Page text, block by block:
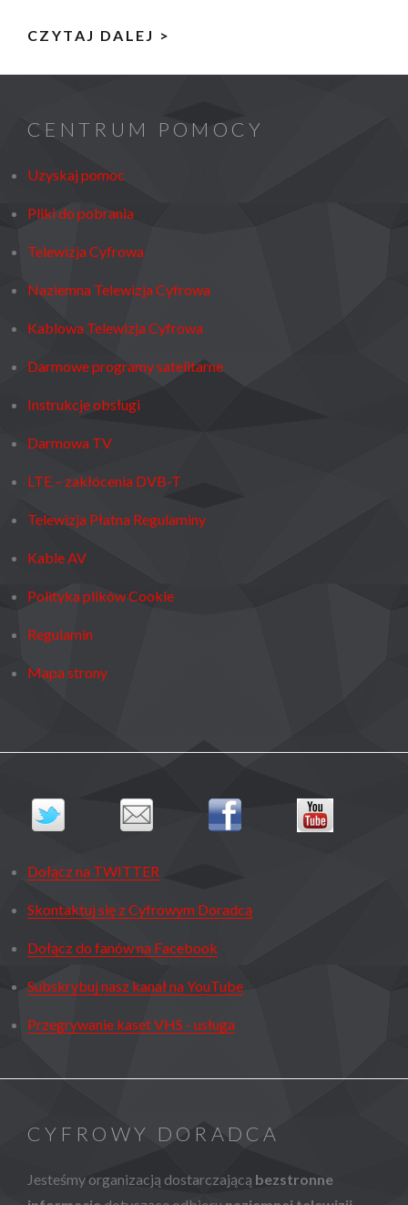
CZYTAJ DALEJ >
MUX5
CENTRUM POMOCY
Uzyskaj pomoc
Pliki do pobrania
Telewizja Cyfrowa
Naziemna Telewizja Cyfrowa
Kablowa Telewizja Cyfrowa
Darmowe programy satelitarne
Instrukcje obsługi
Darmowa TV
LTE – zakłócenia DVB-T
Telewizja Płatna Regulaminy
Kable AV
Polityka plików Cookie
Regulamin
Mapa strony
Dołącz na TWITTER
Skontaktuj się z Cyfrowym Doradcą
Dołącz do fanów na Facebook
Subskrybuj nasz kanał na YouTube
Przegrywanie kaset VHS - usługa
CYFROWY DORADCA
Jesteśmy organizacją dostarczającą bezstronne